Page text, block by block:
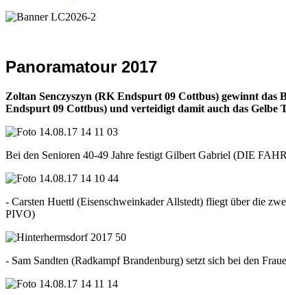
Panoramatour 2017
Zoltan Senczyszyn (RK Endspurt 09 Cottbus) gewinnt
Endspurt 09 Cottbus) und verteidigt damit auch das Gelbe
Bei den Senioren 40-49 Jahre festigt Gilbert Gabriel (DIE
- Carsten Huettl (Eisenschweinkader Allstedt) fliegt über die
PIVO)
- Sam Sandten (Radkampf Brandenburg) setzt sich bei den